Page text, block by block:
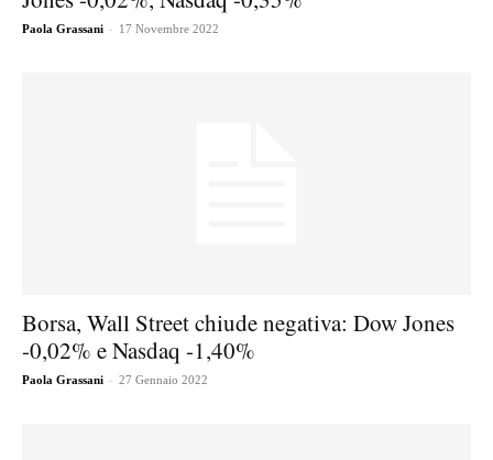
Paola Grassani - 17 Novembre 2022
Borsa, Wall Street chiude negativa: Dow Jones
-0,02% e Nasdaq -1,40%
Paola Grassani - 27 Gennaio 2022